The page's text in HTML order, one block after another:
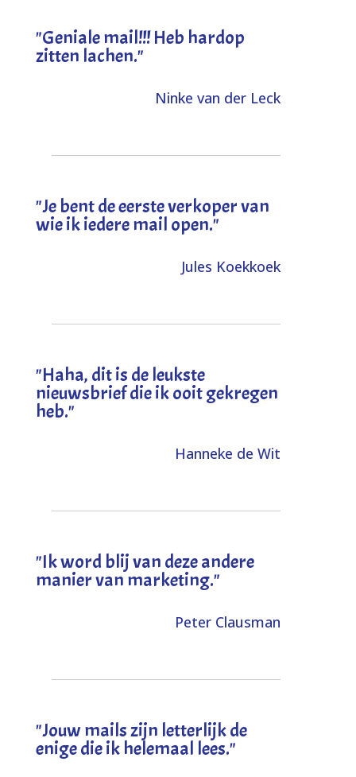
"Geniale mail!!! Heb hardop
zitten lachen."
Ninke van der Leck
"Je bent de eerste verkoper van
wie ik iedere mail open."
Jules Koekkoek
"Haha, dit is de leukste
nieuwsbrief die ik ooit gekregen
heb."
Hanneke de Wit
"Ik word blij van deze andere
manier van marketing."
Peter Clausman
"Jouw mails zijn letterlijk de
enige die ik helemaal lees."